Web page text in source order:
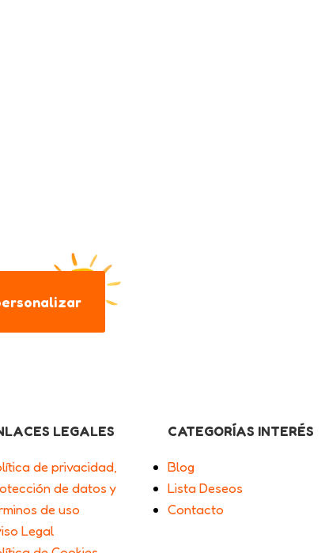
LEGALES
de privacidad,
de datos y
de uso
Legal
CATEGORÍAS INTERÉS
Blog
Lista Deseos
Contacto